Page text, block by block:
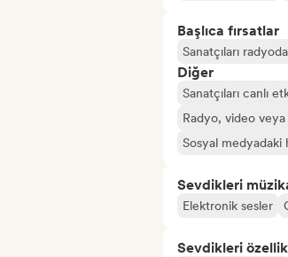
Başlıca fırsatlar
Sanatçıları
Diğer
Sanatçıları canlı
Radyo, video veya
Sosyal medyadaki
Sevdikleri
Elektronik sesler
Sevdikleri